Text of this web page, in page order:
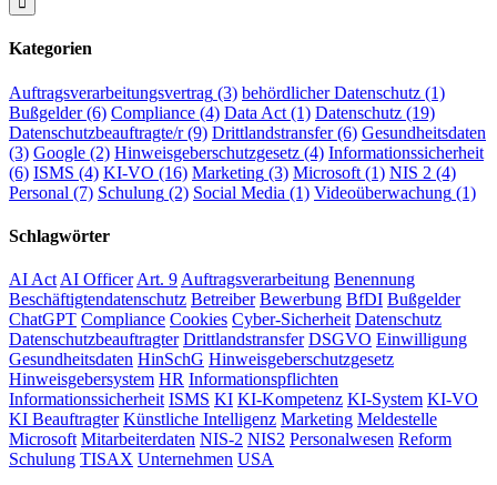
Kategorien
Auftragsverarbeitungsvertrag (3) behördlicher Datenschutz (1)
Bußgelder(6) Compliance (4) Data Act (1) Datenschutz (19)
Datenschutzbeauftragte/r(9) Drittlandstransfer(6) Gesundheitsdaten
(3) Google (2) Hinweisgeberschutzgesetz (4) Informationssicherheit
(6) ISMS (4) KI-VO (16) Marketing (3) Microsoft (1) NIS 2 (4)
Personal (7) Schulung (2) Social Media (1) Videoüberwachung (1)
Schlagwörter
AI Act AI Officer Art. 9 Auftragsverarbeitung Benennung
Beschäftigtendatenschutz Betreiber Bewerbung BfDI Bußgelder
ChatGPT Compliance Cookies Cyber-Sicherheit Datenschutz
Datenschutzbeauftragter Drittlandstransfer DSGVO Einwilligung
Gesundheitsdaten HinSchG Hinweisgeberschutzgesetz
Hinweisgebersystem HR Informationspflichten
Informationssicherheit ISMS KI KI-Kompetenz KI-System KI-VO
KI Beauftragter Künstliche Intelligenz Marketing Meldestelle
Microsoft Mitarbeiterdaten NIS-2 NIS2 Personalwesen Reform
Schulung TISAX Unternehmen USA